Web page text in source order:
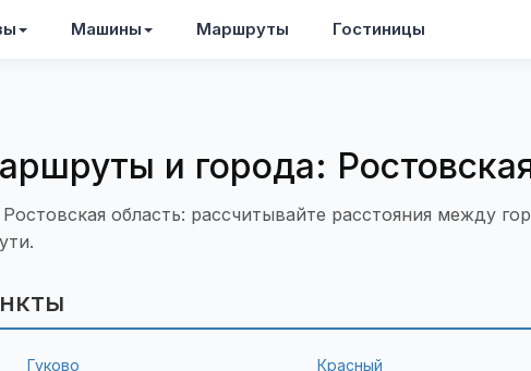
Машины Маршруты Гостиницы
и города:
область: рассчитывайте расстояния между
Гуково
Красный